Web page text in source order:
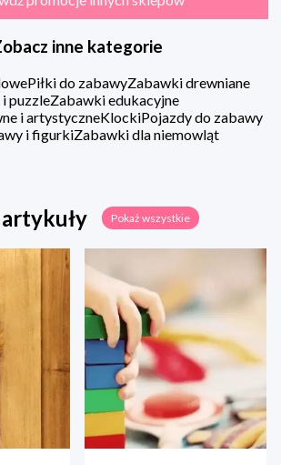
inne kategorie
Piłki do zabawyZabawki drewniane
puzzleZabawki edukacyjne
i artystyczneKlockiPojazdy do zabawy
i figurkiZabawki dla niemowląt
Pokaż wszystkie